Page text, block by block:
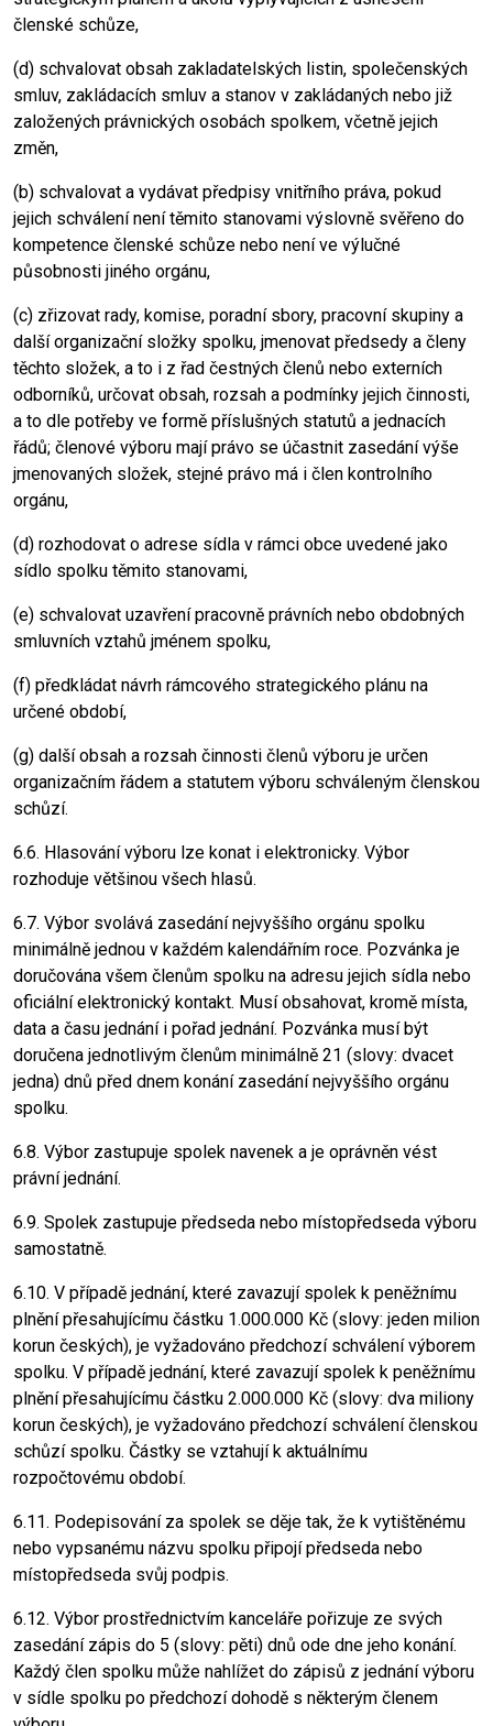
členské schůze,
(d) schvalovat obsah zakladatelských listin, společenských
smluv, zakládacích smluv a stanov v zakládaných nebo již
založených právnických osobách spolkem, včetně jejich
změn,
(b) schvalovat a vydávat předpisy vnitřního práva, pokud
jejich schválení není těmito stanovami výslovně svěřeno do
kompetence členské schůze nebo není ve výlučné
působnosti jiného orgánu,
(c) zřizovat rady, komise, poradní sbory, pracovní skupiny a
další organizační složky spolku, jmenovat předsedy a členy
těchto složek, a to i z řad čestných členů nebo externích
odborníků, určovat obsah, rozsah a podmínky jejich činnosti,
a to dle potřeby ve formě příslušných statutů a jednacích
řádů; členové výboru mají právo se účastnit zasedání výše
jmenovaných složek, stejné právo má i člen kontrolního
orgánu,
(d) rozhodovat o adrese sídla v rámci obce uvedené jako
sídlo spolku těmito stanovami,
(e) schvalovat uzavření pracovně právních nebo obdobných
smluvních vztahů jménem spolku,
(f) předkládat návrh rámcového strategického plánu na
určené období,
(g) další obsah a rozsah činnosti členů výboru je určen
organizačním řádem a statutem výboru schváleným členskou
schůzí.
6.6. Hlasování výboru lze konat i elektronicky. Výbor
rozhoduje většinou všech hlasů.
6.7. Výbor svolává zasedání nejvyššího orgánu spolku
minimálně jednou v každém kalendářním roce. Pozvánka je
doručována všem členům spolku na adresu jejich sídla nebo
oficiální elektronický kontakt. Musí obsahovat, kromě místa,
data a času jednání i pořad jednání. Pozvánka musí být
doručena jednotlivým členům minimálně 21 (slovy: dvacet
jedna) dnů před dnem konání zasedání nejvyššího orgánu
spolku.
6.8. Výbor zastupuje spolek navenek a je oprávněn vést
právní jednání.
6.9. Spolek zastupuje předseda nebo místopředseda výboru
samostatně.
6.10. V případě jednání, které zavazují spolek k peněžnímu
plnění přesahujícímu částku 1.000.000 Kč (slovy: jeden milion
korun českých), je vyžadováno předchozí schválení výborem
spolku. V případě jednání, které zavazují spolek k peněžnímu
plnění přesahujícímu částku 2.000.000 Kč (slovy: dva miliony
korun českých), je vyžadováno předchozí schválení členskou
schůzí spolku. Částky se vztahují k aktuálnímu
rozpočtovému období.
6.11. Podepisování za spolek se děje tak, že k vytištěnému
nebo vypsanému názvu spolku připojí předseda nebo
místopředseda svůj podpis.
6.12. Výbor prostřednictvím kanceláře pořizuje ze svých
zasedání zápis do 5 (slovy: pěti) dnů ode dne jeho konání.
Každý člen spolku může nahlížet do zápisů z jednání výboru
v sídle spolku po předchozí dohodě s některým členem